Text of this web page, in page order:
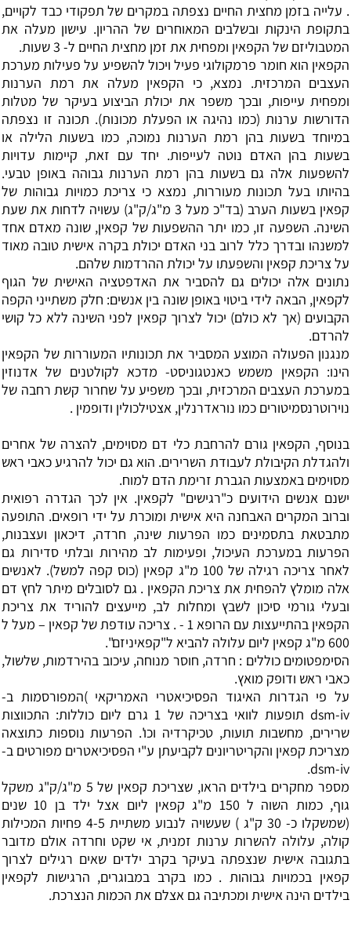
. עלייה בזמן מחצית החיים נצפתה במקרים של תפקודי כבד לקויים,
בתקופת הינקות ובשלבים המאוחרים של ההריון. עישון מעלה את
המטבוליזם של הקפאין ומפחית את זמן מחצית החיים ל- 3 שעות.
הקפאין הוא חומר פרמקולוגי פעיל ויכול להשפיע על פעילות מערכת
העצבים המרכזית. נמצא, כי הקפאין מעלה את רמת הערנות
ומפחית עייפות, ובכך משפר את יכולת הביצוע בעיקר של מטלות
הדורשות ערנות (כמו נהיגה או הפעלת מכונות). תכונה זו נצפתה
במיוחד בשעות בהן רמת הערנות נמוכה, כמו בשעות הלילה או
בשעות בהן האדם נוטה לעייפות. יחד עם זאת, קיימות עדויות
להשפעות אלה גם בשעות בהן רמת הערנות גבוהה באופן טבעי.
בהיותו בעל תכונות מעוררות, נמצא כי צריכת כמויות גבוהות של
קפאין בשעות הערב (בד"כ מעל 3 מ"ג/ק"ג) עשויה לדחות את שעת
השינה. השפעה זו, כמו יתר ההשפעות של קפאין, שונה מאדם אחד
למשנהו ובדרך כלל לרוב בני האדם יכולת בקרה אישית טובה מאוד
על צריכת קפאין והשפעתו על יכולת ההרדמות שלהם.
נתונים אלה יכולים גם להסביר את האדפטציה האישית של הגוף
לקפאין, הבאה לידי ביטוי באופן שונה בין אנשים: חלק משתייני הקפה
הקבועים (אך לא כולם) יכול לצרוך קפאין לפני השינה ללא כל קושי
להרדם.
מנגנון הפעולה המוצע המסביר את תכונותיו המעוררות של הקפאין
הינו: הקפאין משמש כאנטגוניסט- מדכא לקולטנים של אדנוזין
במערכת העצבים המרכזית, ובכך משפיע על שחרור קשת רחבה של
נוירוטרנסמיטורים כמו נוראדרנלין, אצטילכולין ודופמין .
בנוסף, הקפאין גורם להרחבת כלי דם מסוימים, להצרה של אחרים
ולהגדלת הקיבולת לעבודת השרירים. הוא גם יכול להרגיע כאבי ראש
מסוימים באמצעות הגברת זרימת הדם למוח.
ישנם אנשים הידועים כ"רגישים" לקפאין. אין לכך הגדרה רפואית
וברוב המקרים האבחנה היא אישית ומוכרת על ידי רופאים. התופעה
מתבטאת בתסמינים כמו הפרעות שינה, חרדה, דיכאון ועצבנות,
הפרעות במערכת העיכול, ופעימות לב מהירות ובלתי סדירות גם
לאחר צריכה רגילה של 100 מ"ג קפאין (כוס קפה למשל). לאנשים
אלה מומלץ להפחית את צריכת הקפאין . גם לסובלים מיתר לחץ דם
ובעלי גורמי סיכון לשבץ ומחלות לב, מייעצים להוריד את צריכת
הקפאין בהתייעצות עם הרופא 1 - . צריכה עודפת של קפאין – מעל ל
600 מ"ג קפאין ליום עלולה להביא ל"קפאיניזם".
הסימפטומים כוללים : חרדה, חוסר מנוחה, עיכוב בהירדמות, שלשול,
כאבי ראש ודופק מואץ.
על פי הגדרות האיגוד הפסיכיאטרי האמריקאי )המפורסמות ב-
dsm-iv תופעות לוואי בצריכה של 1 גרם ליום כוללות: התכווצות
שרירים, מחשבות תועות, טכיקרדיה וכו'. הפרעות נוספות כתוצאה
מצריכת קפאין והקריטריונים לקביעתן ע"י הפסיכיאטרים מפורטים ב-
dsm-iv.
מספר מחקרים בילדים הראו, שצריכת קפאין של 5 מ"ג/ק"ג משקל
גוף, כמות השוה ל 150 מ"ג קפאין ליום אצל ילד בן 10 שנים
(שמשקלו כ- 30 ק"ג ) שעשויה לנבוע משתיית 4-5 פחיות המכילות
קולה, עלולה להשרות ערנות זמנית, אי שקט וחרדה אולם מדובר
בתגובה אישית שנצפתה בעיקר בקרב ילדים שאים רגילים לצרוך
קפאין בכמויות גבוהות . כמו בקרב במבוגרים, הרגישות לקפאין
בילדים הינה אישית ומכתיבה גם אצלם את הכמות הנצרכת.